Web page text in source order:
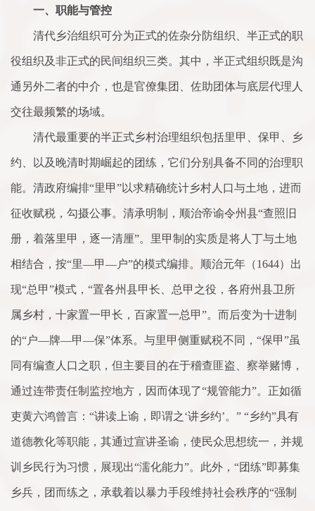
一、职能与管控
清代乡治组织可分为正式的佐杂分防组织、半正式的职
役组织及非正式的民间组织三类。其中，半正式组织既是沟
通另外二者的中介，也是官僚集团、佐助团体与底层代理人
交往最频繁的场域。
清代最重要的半正式乡村治理组织包括里甲、保甲、乡
约、以及晚清时期崛起的团练，它们分别具备不同的治理职
能。清政府编排“里甲”以求精确统计乡村人口与土地，进而
征收赋税，勾摄公事。清承明制，顺治帝谕令州县“查照旧
册，着落里甲，逐一清厘”。里甲制的实质是将人丁与土地
相结合，按“里—甲—户”的模式编排。顺治元年（1644）出
现“总甲”模式，“置各州县甲长、总甲之役，各府州县卫所
属乡村，十家置一甲长，百家置一总甲”。而后变为十进制
的“户—牌—甲—保”体系。与里甲侧重赋税不同，“保甲”虽
同有编查人口之职，但主要目的在于稽查匪盗、察举赌博，
通过连带责任制监控地方，因而体现了“规管能力”。正如循
吏黄六鸿曾言：“讲读上谕，即谓之‘讲乡约’。” “乡约”具有
道德教化等职能，其通过宣讲圣谕，使民众思想统一，并规
训乡民行为习惯，展现出“濡化能力”。此外，“团练”即募集
乡兵，团而练之，承载着以暴力手段维持社会秩序的“强制